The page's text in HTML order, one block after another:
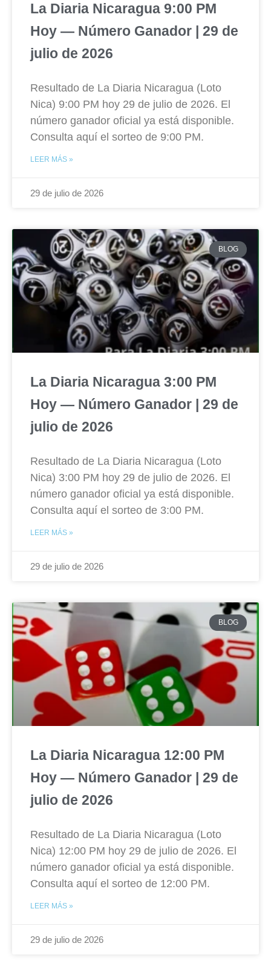
La Diaria Nicaragua 9:00 PM
Hoy — Número Ganador | 29 de
julio de 2026
Resultado de La Diaria Nicaragua (Loto
Nica) 9:00 PM hoy 29 de julio de 2026. El
número ganador oficial ya está disponible.
Consulta aquí el sorteo de 9:00 PM.
LEER MÁS »
29 de julio de 2026
BLOG
La Diaria Nicaragua 3:00 PM
Hoy — Número Ganador | 29 de
julio de 2026
Resultado de La Diaria Nicaragua (Loto
Nica) 3:00 PM hoy 29 de julio de 2026. El
número ganador oficial ya está disponible.
Consulta aquí el sorteo de 3:00 PM.
LEER MÁS »
29 de julio de 2026
BLOG
La Diaria Nicaragua 12:00 PM
Hoy — Número Ganador | 29 de
julio de 2026
Resultado de La Diaria Nicaragua (Loto
Nica) 12:00 PM hoy 29 de julio de 2026. El
número ganador oficial ya está disponible.
Consulta aquí el sorteo de 12:00 PM.
LEER MÁS »
29 de julio de 2026